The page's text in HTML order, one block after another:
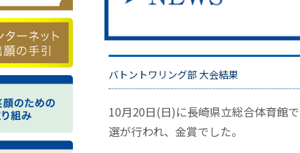
バトントワリング部 大会結果
10月20日(日)に長崎県立総合体育館
選が行われ、金賞でした。